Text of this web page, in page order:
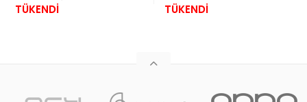
TÜKENDİ
Kulaklık
TÜKENDİ